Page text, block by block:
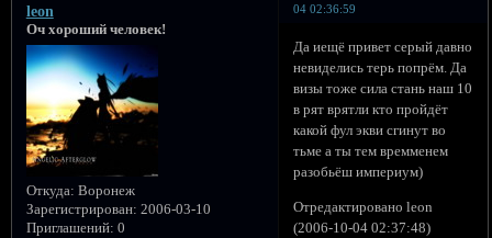
04 02:36:59
leon
Оч хороший человек!
Откуда: Воронеж
Зарегистрирован: 2006-03-10
Приглашений: 0
Да иещё привет серый давно
невиделись терь попрём. Да
визы тоже сила стань наш 10
в рят врятли кто пройдёт
какой фул экви сгинут во
тьме а ты тем времменем
разобьёш империум)
Отредактировано leon
(2006-10-04 02:37:48)